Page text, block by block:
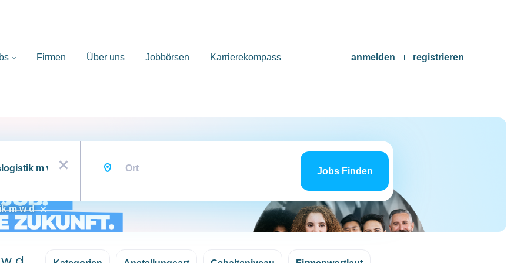
anmelden registrieren
Firmen Über uns Jobbörsen Karrierekompass
x
Jobs
findenJobs Finden
m w d